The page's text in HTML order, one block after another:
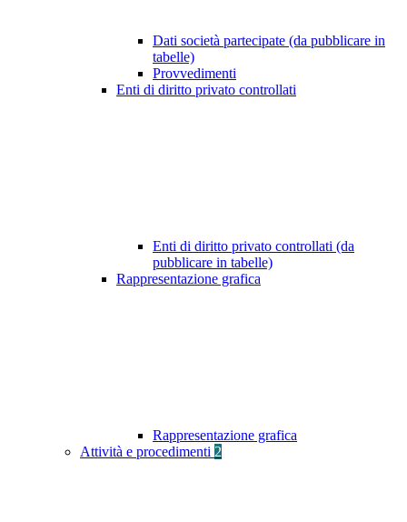
Dati società partecipate (da pubblicare in
tabelle)
Provvedimenti
Enti di diritto privato controllati
Enti di diritto privato controllati (da
pubblicare in tabelle)
Rappresentazione grafica
Rappresentazione grafica
Attività e procedimenti 2